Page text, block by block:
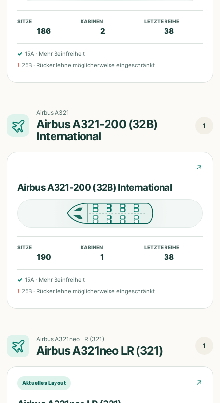
SITZE
186
KABINEN
2
LETZTE REIHE
38
✓ 15A · Mehr Beinfreiheit
! 25B · Rückenlehne möglicherweise eingeschränkt
Airbus A321
Airbus A321-200 (32B)
International
1
↗
Airbus A321-200 (32B) International
SITZE
190
KABINEN
1
LETZTE REIHE
38
✓ 15A · Mehr Beinfreiheit
! 25B · Rückenlehne möglicherweise eingeschränkt
Airbus A321neo LR (321)
Airbus A321neo LR (321) 1
Aktuelles Layout ↗